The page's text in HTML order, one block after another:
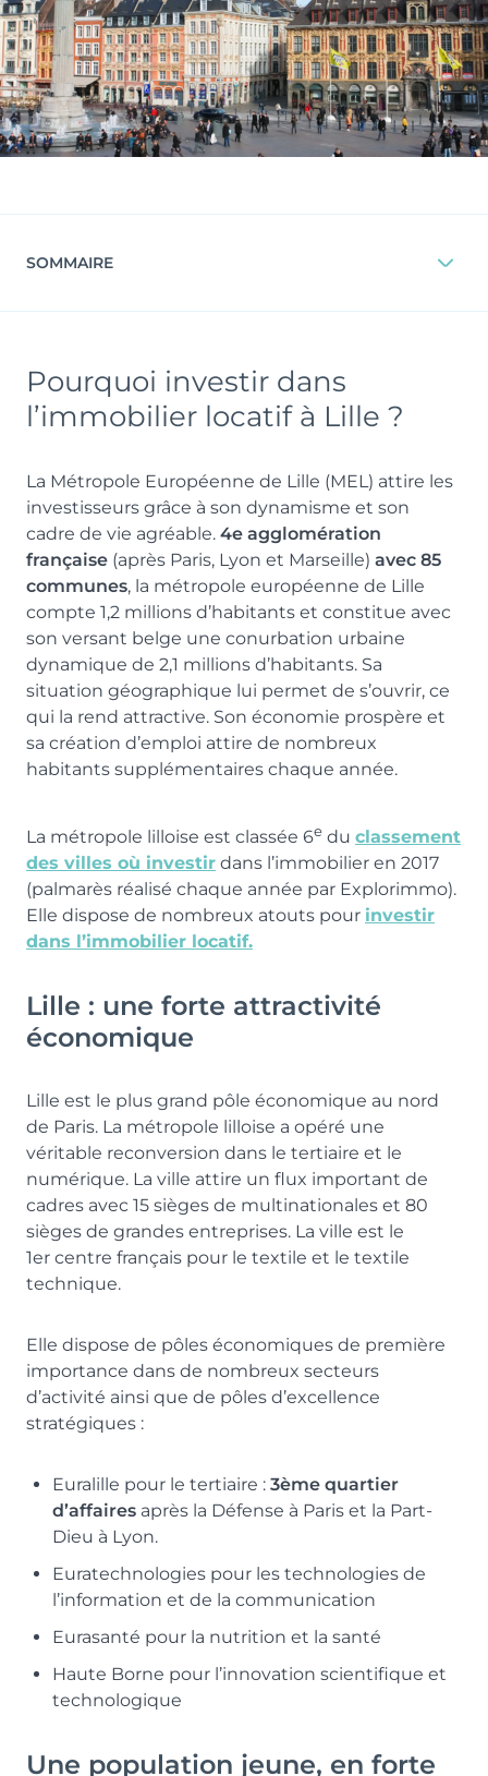
SOMMAIRE
Pourquoi investir dans
l’immobilier locatif à Lille ?
La Métropole Européenne de Lille (MEL) attire les
investisseurs grâce à son dynamisme et son
cadre de vie agréable. 4e agglomération
française (après Paris, Lyon et Marseille) avec 85
communes, la métropole européenne de Lille
compte 1,2 millions d’habitants et constitue avec
son versant belge une conurbation urbaine
dynamique de 2,1 millions d’habitants. Sa
situation géographique lui permet de s’ouvrir, ce
qui la rend attractive. Son économie prospère et
sa création d’emploi attire de nombreux
habitants supplémentaires chaque année.
La métropole lilloise est classée 6e du classement
des villes où investir dans l’immobilier en 2017
(palmarès réalisé chaque année par Explorimmo).
Elle dispose de nombreux atouts pour investir
dans l’immobilier locatif.
Lille : une forte attractivité
économique
Lille est le plus grand pôle économique au nord
de Paris. La métropole lilloise a opéré une
véritable reconversion dans le tertiaire et le
numérique. La ville attire un flux important de
cadres avec 15 sièges de multinationales et 80
sièges de grandes entreprises. La ville est le
1er centre français pour le textile et le textile
technique.
Elle dispose de pôles économiques de première
importance dans de nombreux secteurs
d’activité ainsi que de pôles d’excellence
stratégiques :
Euralille pour le tertiaire : 3ème quartier
d’affaires après la Défense à Paris et la Part-
Dieu à Lyon.
Euratechnologies pour les technologies de
l’information et de la communication
Eurasanté pour la nutrition et la santé
Haute Borne pour l’innovation scientifique et
technologique
Une population jeune, en forte